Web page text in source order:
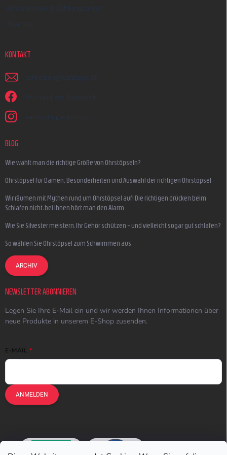
Versandarten & Zahlungsarten
Über uns
KONTAKT
schreiben @ earplugs.at
Wir sind auf Facebook!
earmazing_earplugs
BLOG
Wie wählt man die richtige Größe von Ohrstöpseln?
Ohrstöpsel für Damen: Besonderheiten und Auswahl der richtigen Ohrstöpsel
Wir räumen mit Mythen rund um Ohrstöpsel auf! Die richtigen drücken beim
Schlafen nicht, bei ihnen hört man den Alarm
Wie Sie Silvester meistern, Ihr Gehör schützen – und vielleicht sogar gut schlafen?
So wählen Sie Ohrstöpsel zum Schwimmen aus
ARCHIV
NEWSLETTER ABONNIEREN
Legen Sie Ihre E-Mail ein und wir werden Ihnen Informationen über
neue Produkte in unserem E-Shop zusenden.
E-MAIL
ANMELDEN